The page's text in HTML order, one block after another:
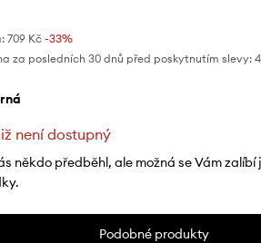
709 Kč-33%
za posledních 30 dnů před poskytnutím slevy:
není dostupný
někdo předběhl, ale možná se Vám
Podobné produkty